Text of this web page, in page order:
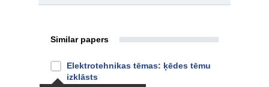
Similar papers
Elektrotehnikas tēmas: ķēdes tēmu
izklāsts